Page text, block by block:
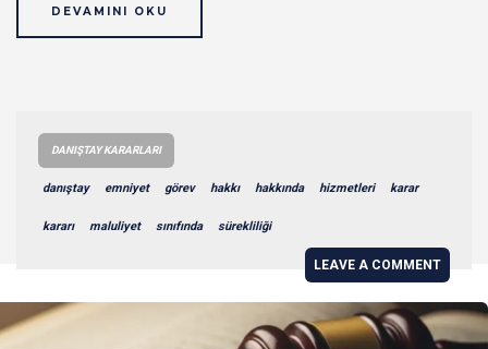
DEVAMINI OKU
DANIŞTAY KARARLARI
danıştay emniyet görev hakkı hakkında hizmetleri karar
kararı maluliyet sınıfında sürekliliği
LEAVE A COMMENT